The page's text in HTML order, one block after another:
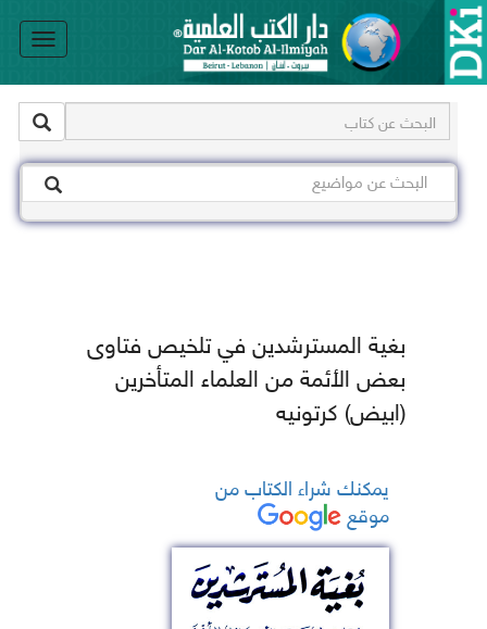
بغية المسترشدين في تلخيص فتاوى
بعض الأئمة من العلماء المتأخرين
(ابيض) كرتونيه
يمكنك شراء الكتاب من
موقع